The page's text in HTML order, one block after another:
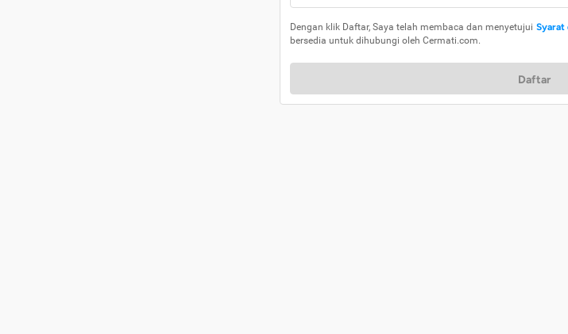
Dengan klik Daftar, Saya telah membaca dan menyetujui Syarat
bersedia untuk dihubungi oleh Cermati.com.
Daftar